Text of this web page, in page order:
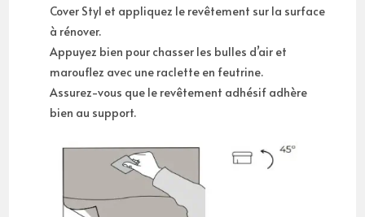
Cover Styl et appliquez le revêtement sur la surface
à rénover.
Appuyez bien pour chasser les bulles d’air et
marouflez avec une raclette en feutrine.
Assurez-vous que le revêtement adhésif adhère
bien au support.